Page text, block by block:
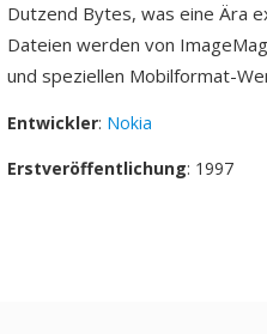
Dutzend Bytes, was eine Ära
Dateien werden von
und speziellen Mobilformat-
Entwickler: Nokia
Erstveröffentlichung: 1997